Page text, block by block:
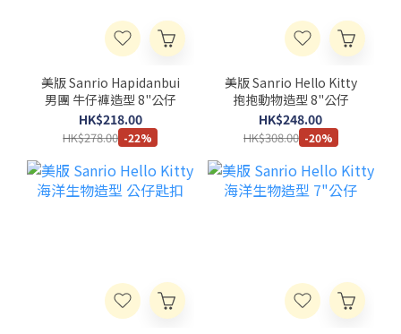
美版 Sanrio Hapidanbui
男團 牛仔褲造型 8"公仔
HK$218.00
HK$278.00 -22%
美版 Sanrio Hello Kitty
抱抱動物造型 8"公仔
HK$248.00
HK$308.00 -20%